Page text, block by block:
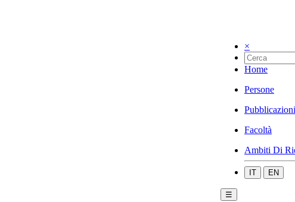
×
Home
Persone
Pubblicazioni
Facoltà
Ambiti Di
IT EN
☰